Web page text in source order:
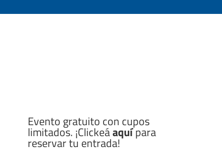
Evento gratuito con cupos
limitados. ¡Clickeáaquípara
reservar tu entrada!